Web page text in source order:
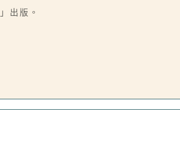
出版。